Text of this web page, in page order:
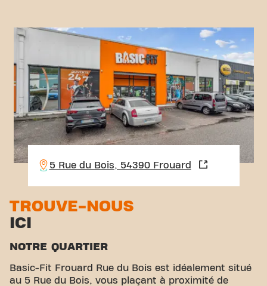
5 Rue du Bois, 54390 Frouard
TROUVE-NOUS
ICI
NOTRE QUARTIER
Basic-Fit Frouard Rue du Bois est idéalement situé
au 5 Rue du Bois, vous plaçant à proximité de